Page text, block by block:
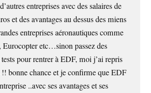
entreprises avec des salaires de
et des avantages au dessus des miens
entreprises aéronautiques comme
etc…sinon passez des
pour rentrer à EDF, moi j’ai repris
!! bonne chance et je confirme que EDF
..avec ses avantages et ses